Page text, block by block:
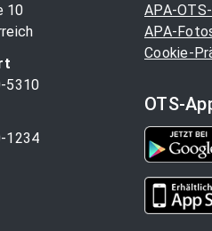
10
5310
1234
APA-
APA-
Cookie-
OTS-